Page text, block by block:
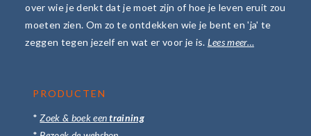
over wie je denkt dat je moet zijn of hoe je leven eruit zou
moeten zien. Om zo te ontdekken wie je bent en 'ja' te
zeggen tegen jezelf en wat er voor je is. Lees meer…
PRODUCTEN
*Zoek & boek eentraining